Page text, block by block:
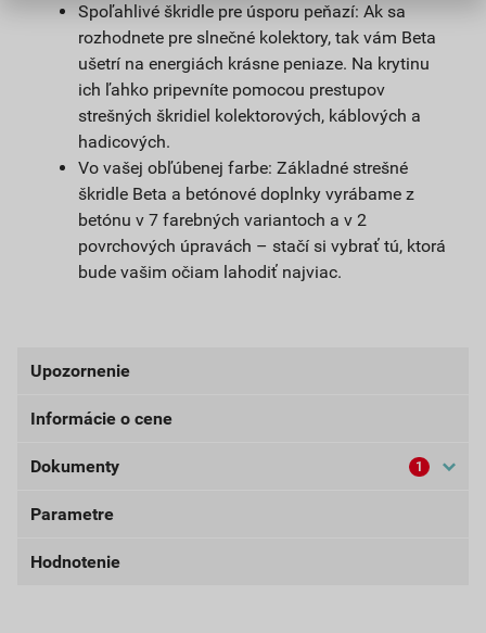
Spoľahlivé škridle pre úsporu peňazí: Ak sa
rozhodnete pre slnečné kolektory, tak vám Beta
ušetrí na energiách krásne peniaze. Na krytinu
ich ľahko pripevníte pomocou prestupov
strešných škridiel kolektorových, káblových a
hadicových.
Vo vašej obľúbenej farbe: Základné strešné
škridle Beta a betónové doplnky vyrábame z
betónu v 7 farebných variantoch a v 2
povrchových úpravách – stačí si vybrať tú, ktorá
bude vašim očiam lahodiť najviac.
Upozornenie
V prípade odberu tovaru na palete Vám môže byť
Informácie o cene
Aktuálna predajná cena po zľave 25% z cenníkovej
bez DPH za ks
Dokumenty 1
Technické listy výrobkov
externý odkaz
Parametre
farba
Hodnotenie